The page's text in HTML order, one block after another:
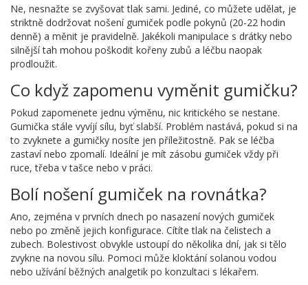
Ne, nesnažte se zvyšovat tlak sami. Jediné, co můžete udělat, je
striktně dodržovat nošení gumiček podle pokynů (20-22 hodin
denně) a měnit je pravidelně. Jakékoli manipulace s drátky nebo
silnější tah mohou poškodit kořeny zubů a léčbu naopak
prodloužit.
Co když zapomenu vyměnit gumičku?
Pokud zapomenete jednu výměnu, nic kritického se nestane.
Gumička stále vyvíjí sílu, byť slabší. Problém nastává, pokud si na
to zvyknete a gumičky nosíte jen příležitostně. Pak se léčba
zastaví nebo zpomalí. Ideální je mít zásobu gumiček vždy při
ruce, třeba v tašce nebo v práci.
Bolí nošení gumiček na rovnátka?
Ano, zejména v prvních dnech po nasazení nových gumiček
nebo po změně jejich konfigurace. Cítíte tlak na čelistech a
zubech. Bolestivost obvykle ustoupí do několika dní, jak si tělo
zvykne na novou sílu. Pomoci může kloktání solanou vodou
nebo užívání běžných analgetik po konzultaci s lékařem.